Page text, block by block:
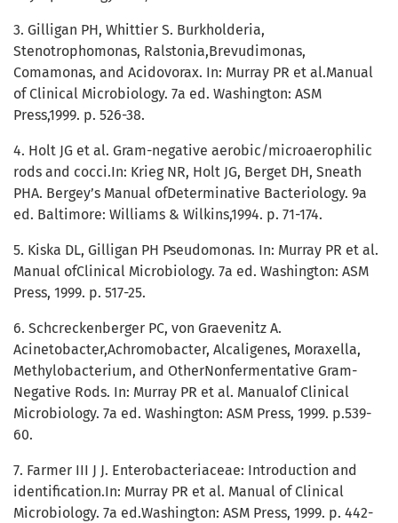
3. Gilligan PH, Whittier S. Burkholderia,
Stenotrophomonas, Ralstonia,Brevudimonas,
Comamonas, and Acidovorax. In: Murray PR et al.Manual
of Clinical Microbiology. 7a ed. Washington: ASM
Press,1999. p. 526-38.
4. Holt JG et al. Gram-negative aerobic/microaerophilic
rods and cocci.In: Krieg NR, Holt JG, Berget DH, Sneath
PHA. Bergey’s Manual ofDeterminative Bacteriology. 9a
ed. Baltimore: Williams & Wilkins,1994. p. 71-174.
5. Kiska DL, Gilligan PH Pseudomonas. In: Murray PR et al.
Manual ofClinical Microbiology. 7a ed. Washington: ASM
Press, 1999. p. 517-25.
6. Schcreckenberger PC, von Graevenitz A.
Acinetobacter,Achromobacter, Alcaligenes, Moraxella,
Methylobacterium, and OtherNonfermentative Gram-
Negative Rods. In: Murray PR et al. Manualof Clinical
Microbiology. 7a ed. Washington: ASM Press, 1999. p.539-
60.
7. Farmer III J J. Enterobacteriaceae: Introduction and
identification.In: Murray PR et al. Manual of Clinical
Microbiology. 7a ed.Washington: ASM Press, 1999. p. 442-